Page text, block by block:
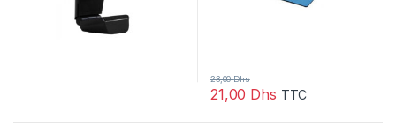
21,00 Dhs
23,00Dhs
TTC